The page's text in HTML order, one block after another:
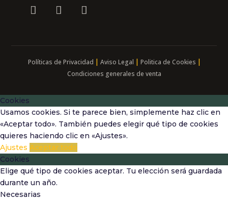
Políticas de Privacidad | Aviso Legal | Politica de Cookies |
Condiciones generales de venta
Cookies
Usamos cookies. Si te parece bien, simplemente haz clic en
«Aceptar todo». También puedes elegir qué tipo de cookies
quieres haciendo clic en «Ajustes».
Ajustes Aceptar todo
Cookies
Elige qué tipo de cookies aceptar. Tu elección será guardada
durante un año.
Necesarias